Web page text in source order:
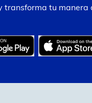
transforma tu manera